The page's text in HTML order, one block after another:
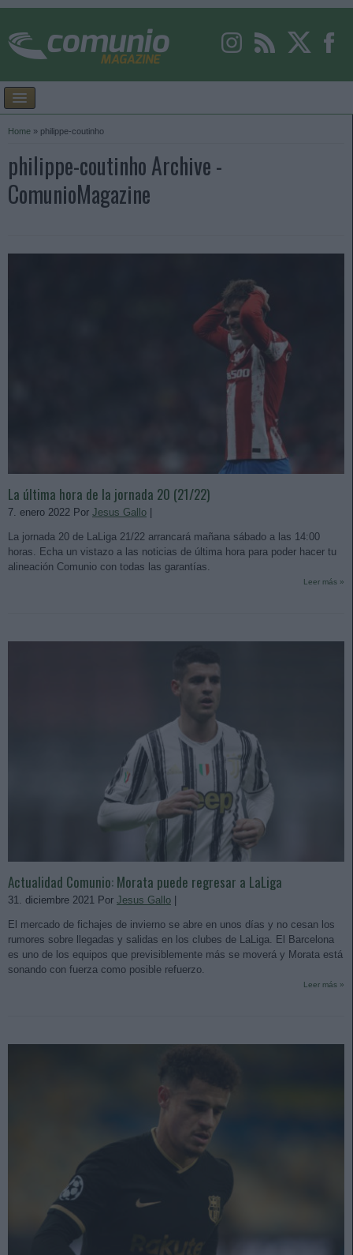
Home » philippe-coutinho
philippe-coutinho Archive -
ComunioMagazine
La última hora de la jornada 20 (21/22)
7. enero 2022 Por Jesus Gallo
La jornada 20 de LaLiga 21/22 arrancará mañana sábado a las 14:00
horas. Echa un vistazo a las noticias de última hora para poder hacer tu
alineación Comunio con todas las garantías.
Leer más »
Actualidad Comunio: Morata puede regresar a LaLiga
31. diciembre 2021 Por Jesus Gallo
El mercado de fichajes de invierno se abre en unos días y no cesan los
rumores sobre llegadas y salidas en los clubes de LaLiga. El Barcelona
es uno de los equipos que previsiblemente más se moverá y Morata está
sonando con fuerza como posible refuerzo.
Leer más »